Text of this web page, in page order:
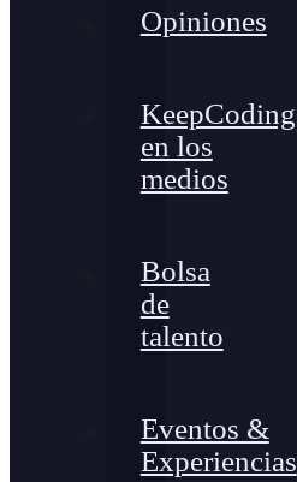
Opiniones
KeepCoding
en los
medios
Bolsa
de
talento
Eventos &
Experiencias